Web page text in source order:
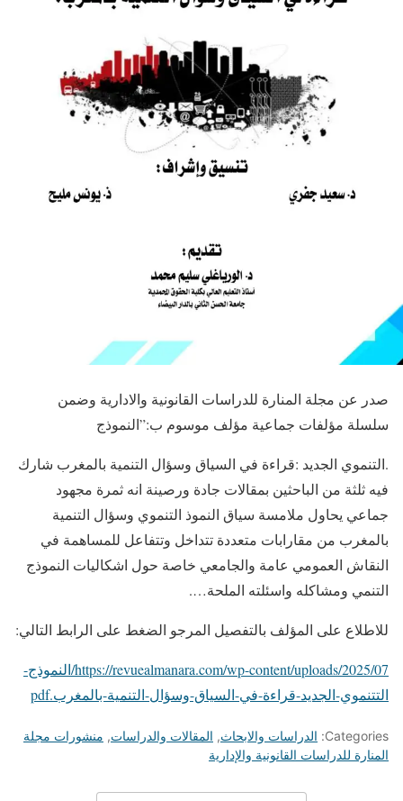
صدر عن مجلة المنارة للدراسات القانونية والادارية وضمن
سلسلة مؤلفات جماعية مؤلف موسوم ب:”النموذج
.التنموي الجديد :قراءة في السياق وسؤال التنمية بالمغرب شارك
فيه ثلثة من الباحثين بمقالات جادة ورصينة انه ثمرة مجهود
جماعي يحاول ملامسة سياق النموذ التنموي وسؤال التنمية
بالمغرب من مقارابات متعددة تتداخل وتتفاعل للمساهمة في
النقاش العمومي عامة والجامعي خاصة حول اشكاليات النموذج
التنمي ومشاكله واسئلته الملحة….
للاطلاع على المؤلف بالتفصيل المرجو الضغط على الرابط التالي:
https://revuealmanara.com/wp-content/uploads/2025/07/النموذج-
التتنموي-الجديد-قراءة-في-السياق-وسؤال-التنمية-بالمغرب.pdf
Categories: الدراسات والابحاث, المقالات والدراسات, منشورات مجلة
المنارة للدراسات القانونية والإدارية